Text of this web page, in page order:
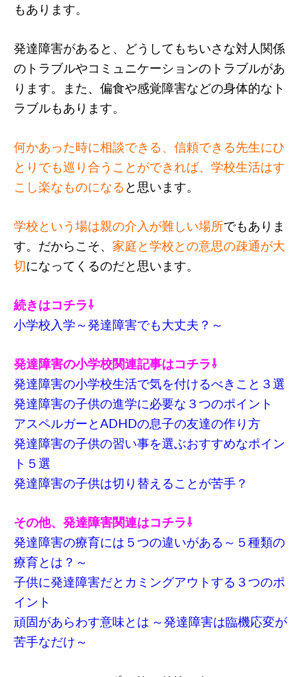
もあります。
発達障害があると、どうしてもちいさな対人関係
のトラブルやコミュニケーションのトラブルがあ
ります。また、偏食や感覚障害などの身体的なト
ラブルもあります。
何かあった時に相談できる、信頼できる先生にひ
とりでも巡り合うことができれば、学校生活はす
こし楽なものになる と思います。
学校という場は親の介入が難しい場所でもありま
す。だからこそ、 家庭と学校との意思の疎通が大
切になってくるのだと思います。
続きはコチラ⇩
小学校入学～発達障害でも大丈夫？～
発達障害の小学校関連記事はコチラ⇩
発達障害の小学校生活で気を付けるべきこと３選
発達障害の子供の進学に必要な３つのポイント
アスペルガーとADHDの息子の友達の作り方
発達障害の子供の習い事を選ぶおすすめなポイン
ト５選
発達障害の子供は切り替えることが苦手？
その他、発達障害関連はコチラ⇩
発達障害の療育には５つの違いがある～５種類の
療育とは？～
子供に発達障害だとカミングアウトする３つのポ
イント
頑固があらわす意味とは ～発達障害は臨機応変が
苦手なだけ～